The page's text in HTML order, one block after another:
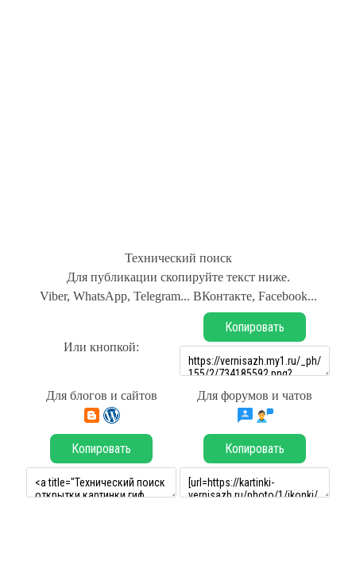
Технический поиск
Для публикации скопируйте текст ниже.
Viber, WhatsApp, Telegram... ВКонтакте, Facebook...
Или кнопкой:
Копировать
Для блогов и сайтов Для форумов и чатов
Копировать Копировать